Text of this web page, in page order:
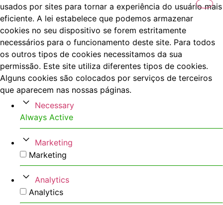
usados por sites para tornar a experiência do usuário mais
eficiente. A lei estabelece que podemos armazenar
cookies no seu dispositivo se forem estritamente
necessários para o funcionamento deste site. Para todos
os outros tipos de cookies necessitamos da sua
permissão. Este site utiliza diferentes tipos de cookies.
Alguns cookies são colocados por serviços de terceiros
que aparecem nas nossas páginas.
Necessary
Always Active
Marketing
Marketing
Analytics
Analytics